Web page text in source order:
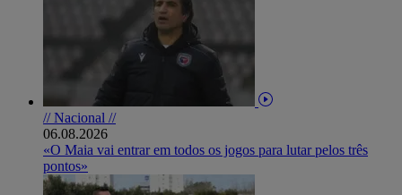
// Nacional //
06.08.2026
«O Maia vai entrar em todos os jogos para lutar pelos três
pontos»